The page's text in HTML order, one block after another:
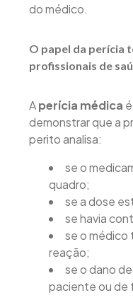
do médico.
O papel da perícia
profissionais de
Aperícia médica
demonstrar que a
perito analisa:
se o
quadro;
se a dose
se havia
se o médico
reação;
se o dano
paciente ou de